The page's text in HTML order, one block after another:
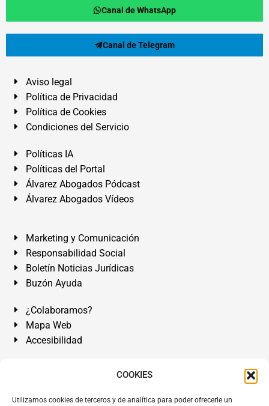
COOKIES
Utilizamos cookies de terceros y de analítica para poder ofrecerle un
Canal de WhatsApp
Canal de Telegram
Aviso legal
Política de Privacidad
Política de Cookies
Condiciones del Servicio
Políticas IA
Políticas del Portal
Álvarez Abogados Pódcast
Álvarez Abogados Vídeos
Marketing y Comunicación
Responsabilidad Social
Boletín Noticias Jurídicas
Buzón Ayuda
¿Colaboramos?
Mapa Web
Accesibilidad
Álvarez Abogados Tenerife:Calle Teobaldo Power Nº 7,
de Tenerife. Islas Canarias.